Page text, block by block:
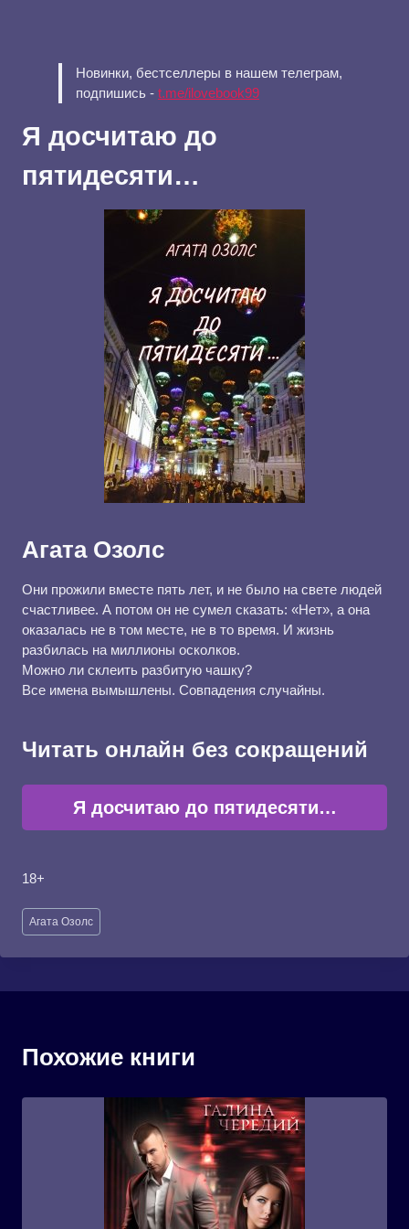
Новинки, бестселлеры в нашем телеграм,
подпишись - t.me/ilovebook99
Я досчитаю до
пятидесяти…
Агата Озолс
Они прожили вместе пять лет, и не было на свете людей
счастливее. А потом он не сумел сказать: «Нет», а она
оказалась не в том месте, не в то время. И жизнь
разбилась на миллионы осколков.
Можно ли склеить разбитую чашку?
Все имена вымышлены. Совпадения случайны.
Читать онлайн без сокращений
Я досчитаю до пятидесяти…
18+
Метки
записи:
Агата Озолс
Похожие книги